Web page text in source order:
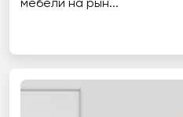
мебели на рын...